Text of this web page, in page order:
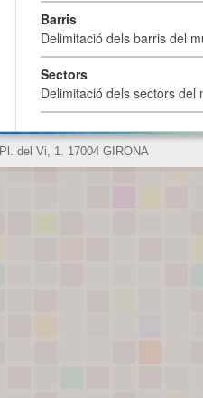
Barris
Delimitació dels barris del
Sectors
Delimitació dels sectors del
Pl. del Vi, 1. 17004 GIRONA